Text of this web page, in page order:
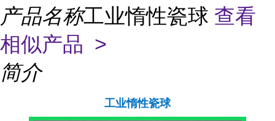
产品名称工业惰性瓷球 查看
相似产品 >
简介
工业惰性瓷球